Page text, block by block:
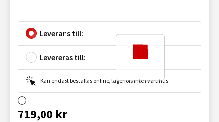
Leverans till:
Levereras till:
Kan endast beställas online, lagerförs inte i varuhus
719,00 kr